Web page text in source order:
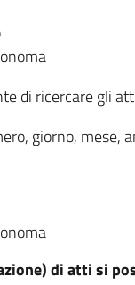
di ricercare gli
giorno, mese,
di atti si